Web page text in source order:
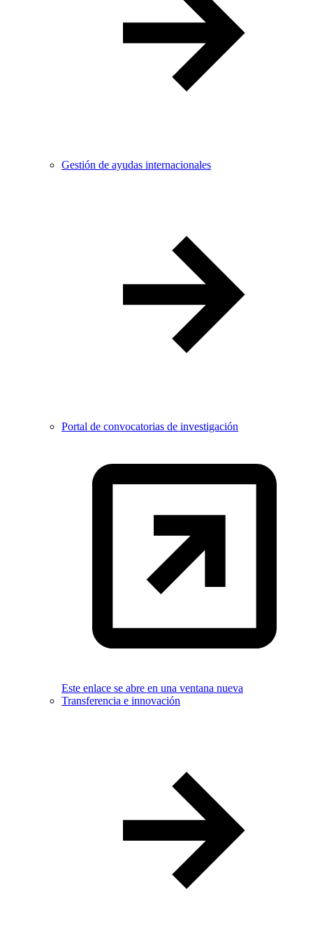
Gestión de ayudas internacionales
Portal de convocatorias de investigación
Este enlace se abre en una ventana nueva
Transferencia e innovación